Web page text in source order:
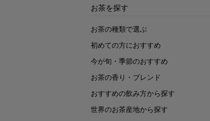
お茶を探す
お茶の種類で選ぶ
初めての方におすすめ
今が旬・季節のおすすめ
お茶の香り・ブレンド
おすすめの飲み方から探す
世界のお茶産地から探す